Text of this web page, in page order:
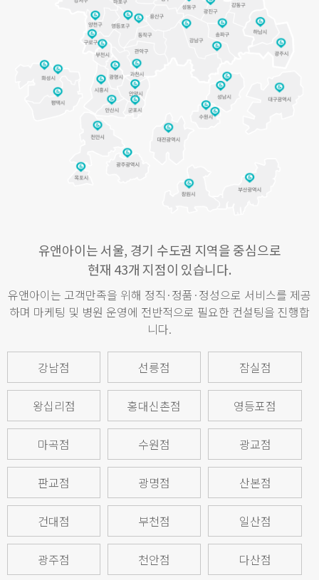
유앤아이는 서울, 경기 수도권 지역을 중심으로
현재 43개 지점이 있습니다.
유앤아이는 고객만족을 위해 정직·정품·정성으로 서비스를 제공
하며 마케팅 및 병원 운영에 전반적으로 필요한 컨설팅을 진행합
니다.
강남점 선릉점 잠실점
왕십리점 홍대신촌점 영등포점
마곡점 수원점 광교점
판교점 광명점 산본점
건대점 부천점 일산점
광주점 천안점 다산점